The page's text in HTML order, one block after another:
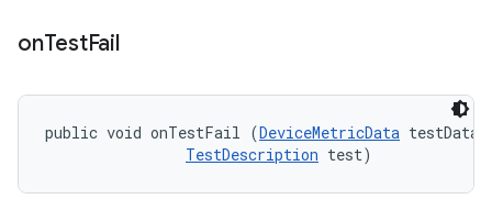
onTestFail
public void onTestFail (DeviceMetricData
TestDescription test)